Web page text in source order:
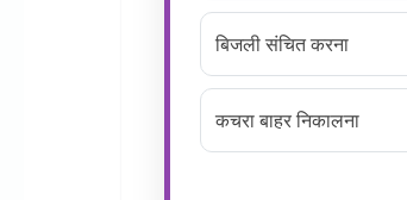
बिजली संचित करना
कचरा बाहर निकालना